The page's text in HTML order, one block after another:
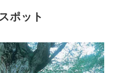
ポット